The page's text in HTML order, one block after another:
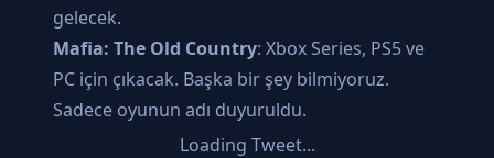
gelecek.
Mafia: The Old Country: Xbox Series, PS5 ve
PC için çıkacak. Başka bir şey bilmiyoruz.
Sadece oyunun adı duyuruldu.
Loading Tweet...